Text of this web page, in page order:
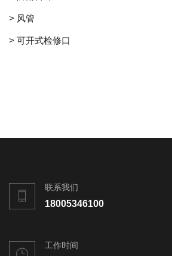
> 风管
> 可开式检修口
联系我们
18005346100
工作时间